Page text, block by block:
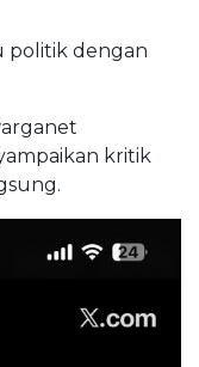
politik dengan
kritik